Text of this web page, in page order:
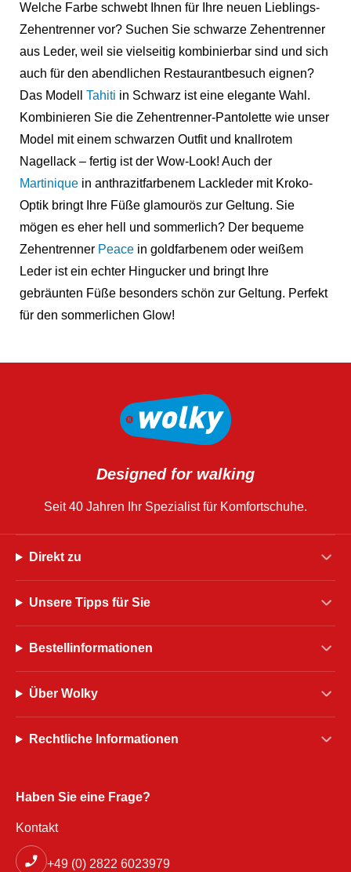
Welche Farbe schwebt Ihnen für Ihre neuen Lieblings-
Zehentrenner vor? Suchen Sie schwarze Zehentrenner
aus Leder, weil sie vielseitig kombinierbar sind und sich
auch für den abendlichen Restaurantbesuch eignen?
Das Modell
Tahiti in Schwarz ist eine elegante Wahl.
Kombinieren Sie die Zehentrenner-Pantolette wie unser
Model mit einem schwarzen Outfit und knallrotem
Nagellack – fertig ist der Wow-Look! Auch der
Martinique in anthrazitfarbenem Lackleder mit Kroko-
Optik bringt Ihre Füße glamourös zur Geltung. Sie
mögen es eher hell und sommerlich? Der bequeme
Zehentrenner Peace in goldfarbenem oder weißem
Leder ist ein echter Hingucker und bringt Ihre
gebräunten Füße besonders schön zur Geltung. Perfekt
für den sommerlichen Glow!
Designed for walking
Seit 40 Jahren Ihr Spezialist für Komfortschuhe.
Direkt zu
Unsere Tipps für Sie
Bestellinformationen
Über Wolky
Rechtliche Informationen
Haben Sie eine Frage?
Kontakt
+49 (0) 2822 6023979